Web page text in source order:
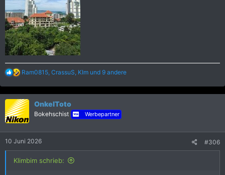
R
a
k
t
i
o
n
:
Ram0815 CrassuS KIm und 9 andere
OnkelToto
Bokehschist Werbepartner
10 Juni 2026 #306
Klimbim schrieb: